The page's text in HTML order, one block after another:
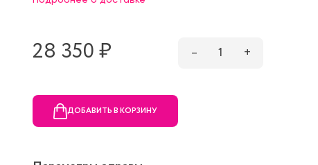
28 350 ₷ – 1 +
ДОБАВИТЬ В КОРЗИНУ